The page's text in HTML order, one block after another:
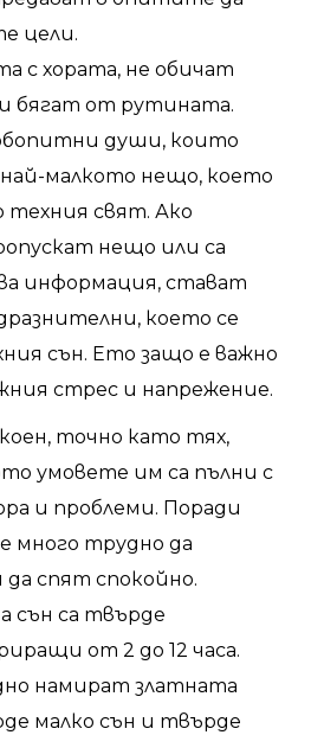
цели.
с хората, не обичат
бягат от рутината.
души, които
малкото нещо, което
техния свят. Ако
нещо или са
информация, стават
което се
сън. Ето защо е важно
стрес и напрежение.
точно като тях,
умовете им са пълни с
и проблеми. Поради
много трудно да
спят спокойно.
сън са твърде
от 2 до 12 часа.
намират златната
малко сън и твърде